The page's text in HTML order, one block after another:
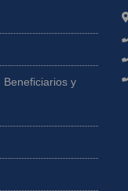
Beneficiarios y